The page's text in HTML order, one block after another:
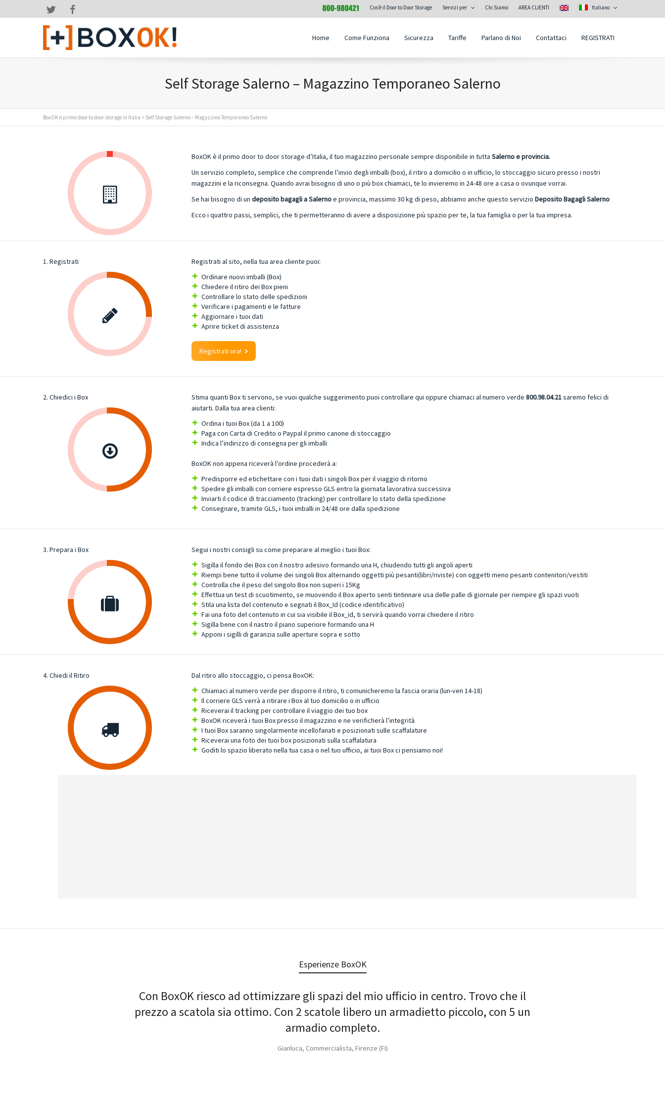
Italiano
Cos’è il Door to Door Storage Servizi per Chi Siamo AREA CLIENTI
Twitter
Home Come Funziona Sicurezza Tariffe Parlano di Noi Contattaci REGISTRATI
Self Storage Salerno – Magazzino Temporaneo Salerno
BoxOK il primo door to door storage in Italia > Self Storage Salerno – Magazzino Temporaneo Salerno
BoxOK è il primo door to door storage d’Italia, il tuo magazzino personale sempre disponibile in tutta Salerno e provincia.
Un servizio completo, semplice che comprende l’invio degli imballi (box), il ritiro a domicilio o in ufficio, lo stoccaggio sicuro presso i nostri
magazzini e la riconsegna. Quando avrai bisogno di uno o più box chiamaci, te lo invieremo in 24-48 ore a casa o ovunque vorrai.
Se hai bisogno di un deposito bagagli a Salernoe provincia, massimo 30 kg di peso, abbiamo anche questo servizio Deposito Bagagli Salerno
Ecco i quattro passi, semplici, che ti permetteranno di avere a disposizione più spazio per te, la tua famiglia o per la tua impresa.
1. Registrati
Registrati al sito, nella tua area cliente puoi:
Ordinare nuovi imballi (Box)
Chiedere il ritiro dei Box pieni
Controllare lo stato delle spedizioni
Verificare i pagamenti e le fatture
Aggiornare i tuoi dati
Aprire ticket di assistenza
Registrati ora!
2. Chiedici i Box Stima quanti Box ti servono, se vuoi qualche suggerimento puoi controllare qui oppure chiamaci al numero verde 800.98.04.21saremo felici di
aiutarti. Dalla tua area clienti:
Ordina i tuoi Box (da 1 a 100)
Paga con Carta di Credito o Paypal il primo canone di stoccaggio
Indica l’indirizzo di consegna per gli imballi
BoxOK non appena riceverà l’ordine procederà a:
Predisporre ed etichettare con i tuoi dati i singoli Box per il viaggio di ritorno
Spedire gli imballi con corriere espresso GLS entro la giornata lavorativa successiva
Inviarti il codice di tracciamento (tracking) per controllare lo stato della spedizione
Consegnare, tramite GLS, i tuoi imballi in 24/48 ore dalla spedizione
3. Prepara i Box
Segui i nostri consigli su come preparare al meglio i tuoi Box:
Sigilla il fondo dei Box con il nostro adesivo formando una H, chiudendo tutti gli angoli aperti
Riempi bene tutto il volume dei singoli Box alternando oggetti più pesanti(libri/riviste) con oggetti meno pesanti contenitori/vestiti
Controlla che il peso del singolo Box non superi i 15Kg
Effettua un test di scuotimento, se muovendo il Box aperto senti tintinnare usa delle palle di giornale per riempire gli spazi vuoti
Stila una lista del contenuto e segnati il Box_Id (codice identificativo)
Fai una foto del contenuto in cui sia visibile il Box_id, ti servirà quando vorrai chiedere il ritiro
Sigilla bene con il nastro il piano superiore formando una H
Apponi i sigilli di garanzia sulle aperture sopra e sotto
4. Chiedi il Ritiro
Dal ritiro allo stoccaggio, ci pensa BoxOK:
Chiamaci al numero verde per disporre il ritiro, ti comunicheremo la fascia oraria (lun-ven 14-18)
Il corriere GLS verrà a ritirare i Box al tuo domicilio o in ufficio
Riceverai il tracking per controllare il viaggio dei tuo box
BoxOK riceverà i tuoi Box presso il magazzino e ne verificherà l’integrità
I tuoi Box saranno singolarmente incellofanati e posizionati sulle scaffalature
Riceverai una foto dei tuoi box posizionati sulla scaffalatura
Goditi lo spazio liberato nella tua casa o nel tuo ufficio, ai tuoi Box ci pensiamo noi!
Esperienze BoxOK
Con BoxOK riesco ad ottimizzare gli spazi del mio ufficio in centro. Trovo che il
prezzo a scatola sia ottimo. Con 2 scatole libero un armadietto piccolo, con 5 un
armadio completo.
Gianluca, Commercialista, Firenze (FI)